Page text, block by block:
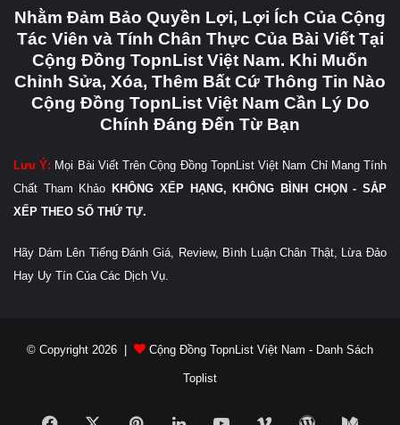
Nhằm Đảm Bảo Quyền Lợi, Lợi Ích Của Cộng
Tác Viên và Tính Chân Thực Của Bài Viết Tại
Cộng Đồng TopnList Việt Nam. Khi Muốn
Chỉnh Sửa, Xóa, Thêm Bất Cứ Thông Tin Nào
Cộng Đồng TopnList Việt Nam Cần Lý Do
Chính Đáng Đến Từ Bạn
Lưu Ý: Mọi Bài Viết Trên Cộng Đồng TopnList Việt Nam Chỉ Mang Tính
Chất Tham Khảo KHÔNG XẾP HẠNG, KHÔNG BÌNH CHỌN - SẮP
XẾP THEO SỐ THỨ TỰ.
Hãy Dám Lên Tiếng Đánh Giá, Review, Bình Luận Chân Thật, Lừa Đảo
Hay Uy Tín Của Các Dịch Vụ.
© Copyright 2026 | Cộng Đồng TopnList Việt Nam - Danh Sách
Toplist